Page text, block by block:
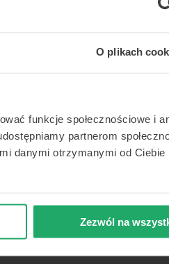
O plikach
funkcje społecznościowe i
partnerom
danymi otrzymanymi od Ciebie
Zezwól na